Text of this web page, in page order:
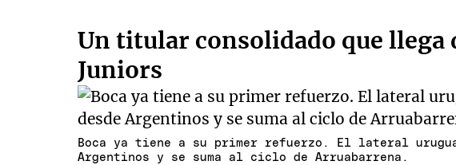
Un titular consolidado que llega
Juniors
Boca ya tiene a su primer refuerzo. El lateral
Argentinos y se suma al ciclo de Arruabarrena.